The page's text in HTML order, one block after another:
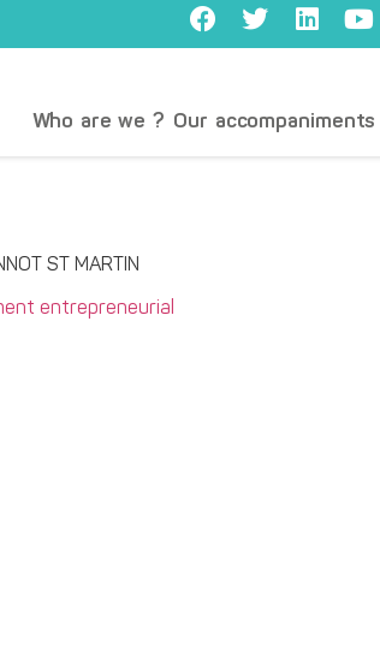
Who are we ? Our accompaniments
ST MARTIN
entrepreneurial